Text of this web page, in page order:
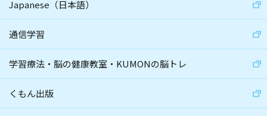
Japanese（日本語）
通信学習
学習療法・脳の健康教室・KUMONの脳トレ
くもん出版